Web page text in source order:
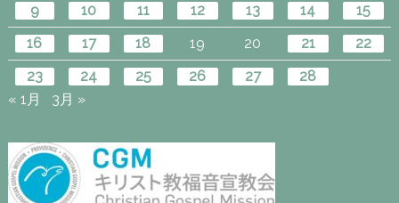
9
10 11 12 13 14
15
16
17 18 19 20 21
22
23
24 25 26 27
28
« 1月
3月 »